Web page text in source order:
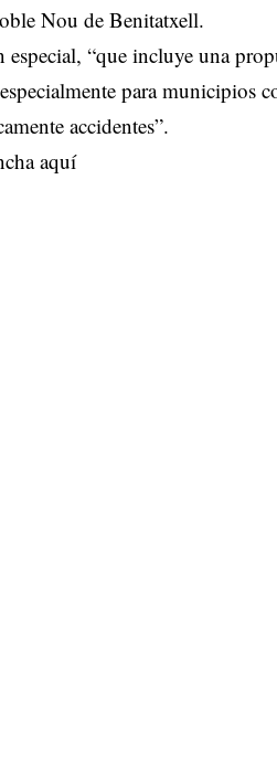
Nou de Benitatxell.
“que incluye una
para municipios
accidentes”.
aquí